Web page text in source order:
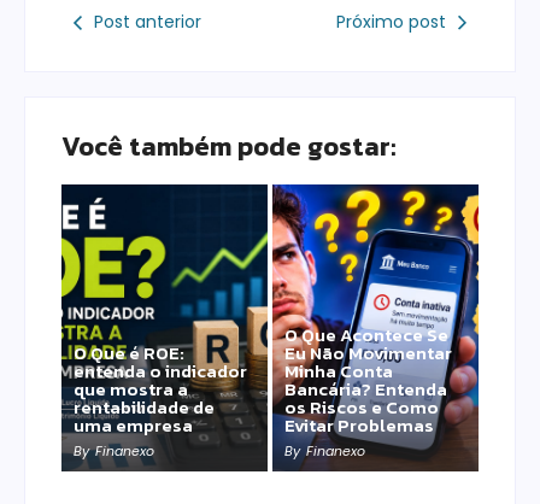
Post anterior Próximo post
Você também pode gostar:
O Que é ROE:
entenda o indicador
que mostra a
rentabilidade de
uma empresa
By Finanexo
O Que Acontece Se
Eu Não Movimentar
Minha Conta
Bancária? Entenda
os Riscos e Como
Evitar Problemas
By Finanexo